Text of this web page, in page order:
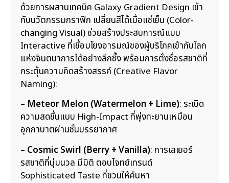
ด้วยการผสานเทคนิค Galaxy Gradient Design เข้า
กับนวัตกรรมกราฟิก เปลี่ยนสีได้เมื่อแช่เย็น (Color-
changing Visual) ช่วยสร้างประสบการณ์แบบ
Interactive ที่เชื่อมโยงอารมณ์ของผู้บริโภคเข้ากับโลก
แห่งจินตนาการได้อย่างลึกซึ้ง พร้อมการตั้งชื่อรสชาติที่
กระตุ้นความคิดสร้างสรรค์ (Creative Flavor
Naming):
– Meteor Melon (Watermelon + Lime): ระเบิด
ความสดชื่นแบบ High-Impact ที่พุ่งทะยานเหมือน
อุกกาบาตผ่านชั้นบรรยากาศ
– Cosmic Swirl (Berry + Vanilla): การเลเยอร์
รสชาติที่นุ่มนวล มีมิติ ตอบโจทย์เทรนด์
Sophisticated Taste ที่ชวนให้ค้นหา